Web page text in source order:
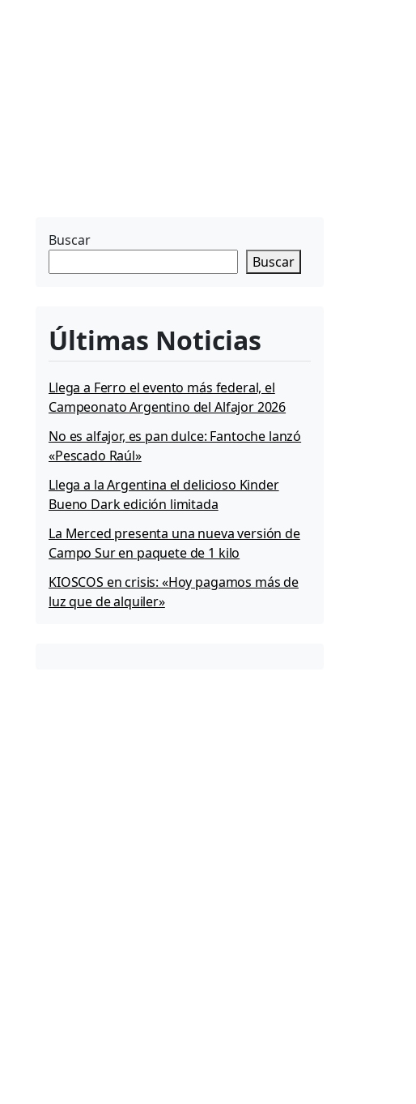
Buscar
Buscar
Últimas Noticias
Llega a Ferro el evento más federal, el
Campeonato Argentino del Alfajor 2026
No es alfajor, es pan dulce: Fantoche lanzó
«Pescado Raúl»
Llega a la Argentina el delicioso Kinder
Bueno Dark edición limitada
La Merced presenta una nueva versión de
Campo Sur en paquete de 1 kilo
KIOSCOS en crisis: «Hoy pagamos más de
luz que de alquiler»